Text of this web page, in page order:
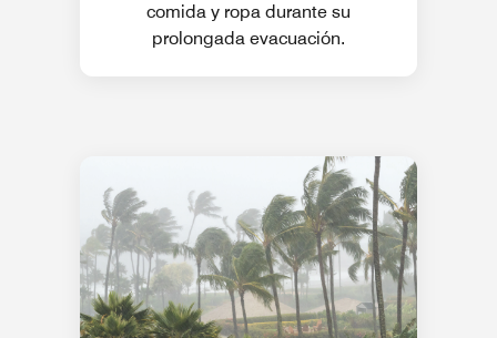
comida y ropa durante su
prolongada evacuación.